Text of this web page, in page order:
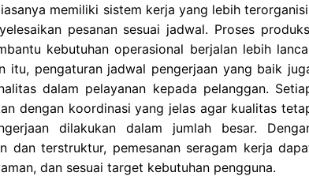
memiliki sistem kerja yang lebih
pesanan sesuai jadwal. Proses
kebutuhan operasional berjalan lebih
itu, pengaturan jadwal pengerjaan yang baik
dalam pelayanan kepada pelanggan.
dengan koordinasi yang jelas agar kualitas
dilakukan dalam jumlah besar.
dan terstruktur, pemesanan seragam kerja
dan sesuai target kebutuhan pengguna.